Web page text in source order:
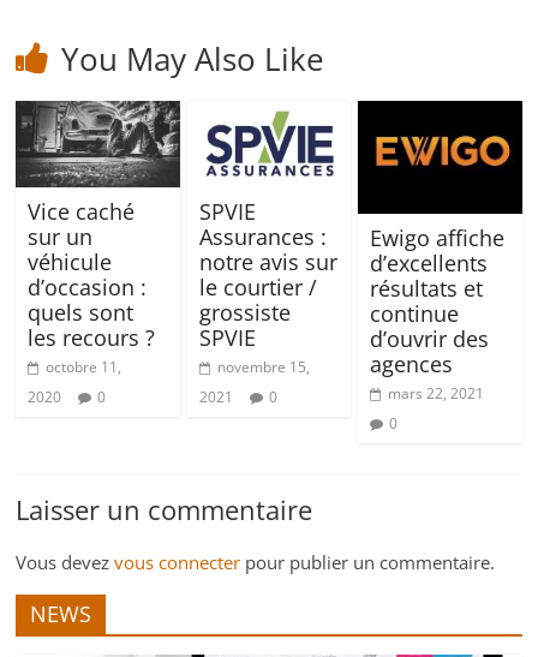
You May Also Like
Vice caché
sur un
véhicule
d’occasion :
quels sont
les recours ?
octobre 11,
2020
0
SPVIE
Assurances :
notre avis sur
le courtier /
grossiste
SPVIE
novembre 15,
2021
0
Ewigo affiche
d’excellents
résultats et
continue
d’ouvrir des
agences
mars 22, 2021
0
Laisser un commentaire
Vous devezvous connecter pour publier un commentaire.
NEWS